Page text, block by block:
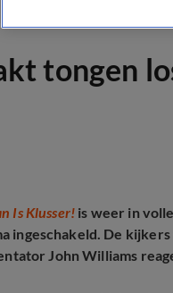
tongen
Is Klusser! is weer in
ingeschakeld. De
John Williams